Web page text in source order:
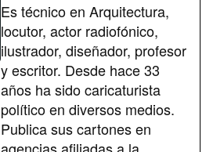
Es técnico en Arquitectura,
locutor, actor radiofónico,
ilustrador, diseñador, profesor
y escritor. Desde hace 33
años ha sido caricaturista
político en diversos medios.
Publica sus cartones en